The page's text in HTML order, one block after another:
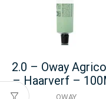
2.0 – Oway
– Haarverf –
OWAY